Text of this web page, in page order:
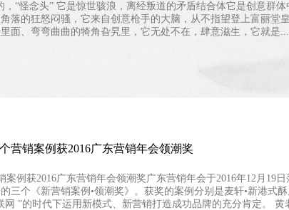
“怪念头” 它是惊世骇浪，离经叛道的矛盾结合体它是创意群
落的狂怒闷骚，它来自创意枪手的大脑，从不指望登上富丽堂
面、弯弯曲曲的犄角旮旯里，它无处不在，肆意滋生，它就是...
营销案例获2016广东营销年会领潮奖
案例获2016广东营销年会领潮奖广东营销年会于2016年12月19
三个《新营销案例•领潮奖》。获奖的案例分别是麦轩•新港式
”的时代下运用新模式、新营销打造成功品牌的充分肯定。 黄